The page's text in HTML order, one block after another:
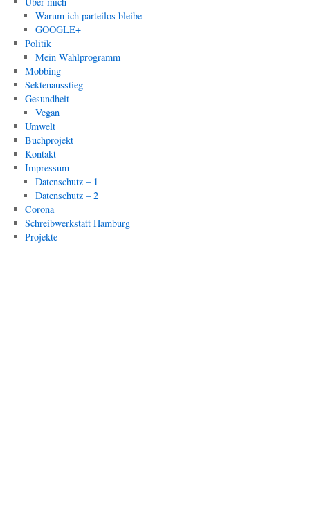
Warum ich parteilos bleibe
GOOGLE+
Politik
Mein Wahlprogramm
Mobbing
Sektenausstieg
Gesundheit
Vegan
Umwelt
Buchprojekt
Kontakt
Impressum
Datenschutz – 1
Datenschutz – 2
Corona
Schreibwerkstatt Hamburg
Projekte